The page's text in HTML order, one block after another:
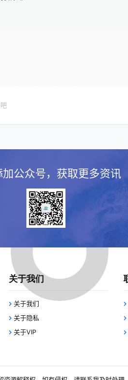
加公众号，获取更多资讯
关于我们
关于我们
关于隐私
关于VIP